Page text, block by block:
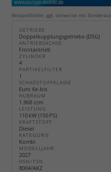
Beispielbilder, ggf. teilweise mit
GETRIEBE
Doppelkupplungsgetriebe (DSG)
ANTRIEBSACHSE
Frontantrieb
ZYLINDER
4
PARTIKELFILTER
1
SCHADSTOFFKLASSE
Euro 6e-bis
HUBRAUM
1.968 ccm
LEISTUNG
110 kW (150 PS)
KRAFTSTOFF
Diesel
KATEGORIE
Kombi
MODELLJAHR
2027
HSN/TSN
8004/AKZ